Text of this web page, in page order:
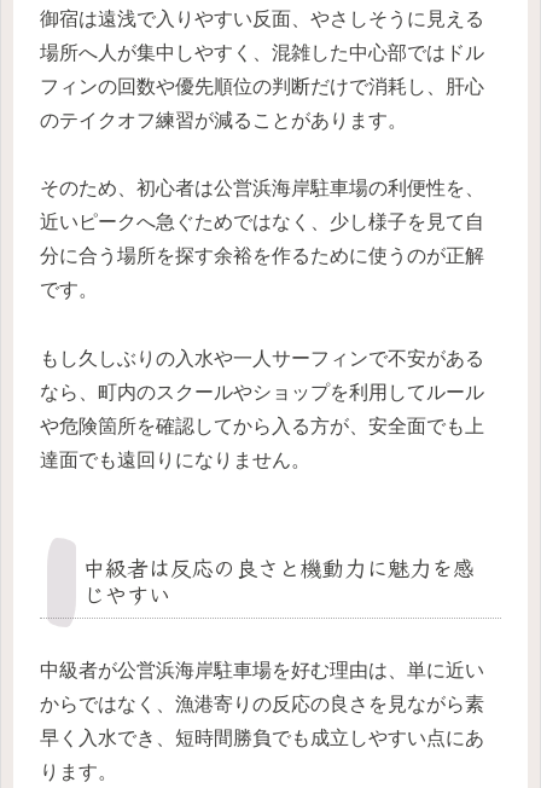
御宿は遠浅で入りやすい反面、やさしそうに見える
場所へ人が集中しやすく、混雑した中心部ではドル
フィンの回数や優先順位の判断だけで消耗し、肝心
のテイクオフ練習が減ることがあります。
そのため、初心者は公営浜海岸駐車場の利便性を、
近いピークへ急ぐためではなく、少し様子を見て自
分に合う場所を探す余裕を作るために使うのが正解
です。
もし久しぶりの入水や一人サーフィンで不安がある
なら、町内のスクールやショップを利用してルール
や危険箇所を確認してから入る方が、安全面でも上
達面でも遠回りになりません。
中級者は反応の良さと機動力に魅力を感
じやすい
中級者が公営浜海岸駐車場を好む理由は、単に近い
からではなく、漁港寄りの反応の良さを見ながら素
早く入水でき、短時間勝負でも成立しやすい点にあ
ります。